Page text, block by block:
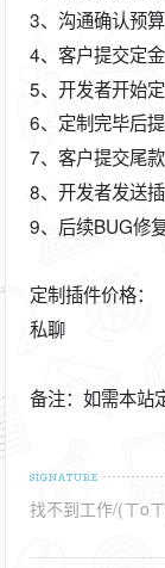
3、沟通确认预
4、客户提交定金
5、开发者开始
6、定制完毕后
7、客户提交尾款
8、开发者发送
9、后续BUG修
定制插件价格：
私聊
备注：如需本站
找不到工作/(ㄒo